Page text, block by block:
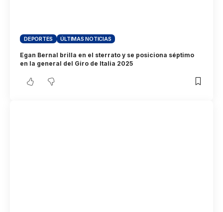
DEPORTES ÚLTIMAS NOTICIAS
Egan Bernal brilla en el sterrato y se posiciona séptimo
en la general del Giro de Italia 2025